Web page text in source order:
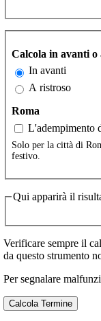
Calcola in avanti o
In avanti
A ristroso
Roma
L'adempimento
Solo per la città di
festivo.
Qui apparirà il
Verificare sempre il
da questo strumento
Per segnalare